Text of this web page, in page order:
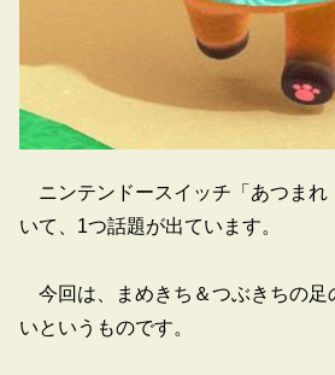
ニンテンドースイッチ「あつまれ
いて、1つ話題が出ています。
今回は、まめきち＆つぶきちの足
いというものです。